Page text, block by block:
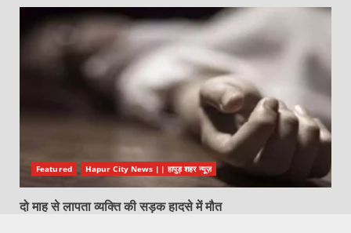
Featured Hapur City News || हापुड़ शहर न्यूज़
दो माह से लापता व्यक्ति की सड़क हादसे में मौत